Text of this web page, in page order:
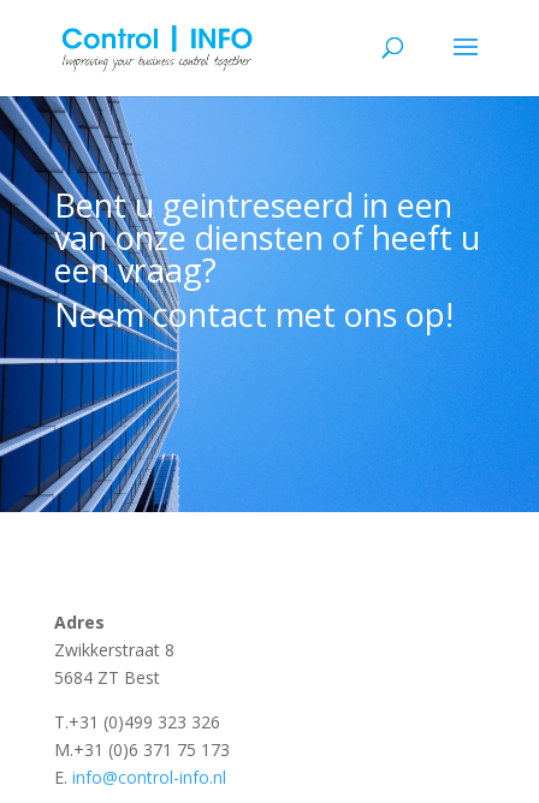
Bent u geintreseerd in een
van onze diensten of heeft u
een vraag?
Neem contact met ons op!
Adres
Zwikkerstraat 8
5684 ZT Best
T.+31 (0)499 323 326
M.+31 (0)6 371 75 173
E. info@control-info.nl